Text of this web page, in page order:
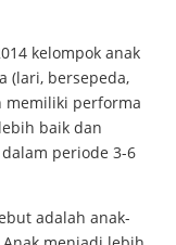
kelompok anak
(lari, bersepeda,
memiliki performa
baik dan
periode 3-6
adalah anak-